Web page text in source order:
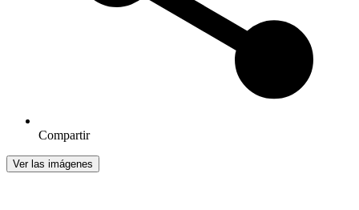
Compartir
Ver las imágenes